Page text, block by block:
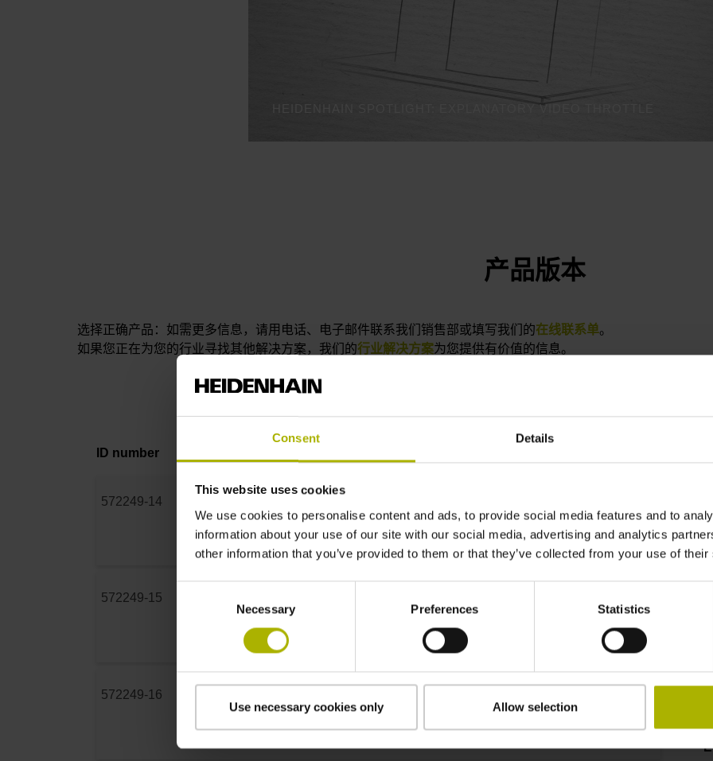
Consent Details
This website uses cookies
We use cookies to personalise content and ads, to provide social media features and to
information about your use of our site with our social media, advertising and analytics
other information that you’ve provided to them or that they’ve collected from your use of
Necessary Preferences Statistics
Use necessary cookies only Allow selection
HEIDENHAIN SPOTLIGHT: EXPLANATORY VIDEO THROTTLE
产品版本
选择正确产品：如需更多信息，请用电话、电子邮件联系我们销售部或填写我们的在线联系单。
如果您正在为您的行业寻找其他解决方案，我们的行业解决方案为您提供有价值的信息。
ID number
572249-14
B 10A 4ZS14 ~1Vpp 2F
01 ..
signals (1 Vpp)
572249-15
signals (1 Vpp)
572249-16
01 ..
signals (1 Vpp)